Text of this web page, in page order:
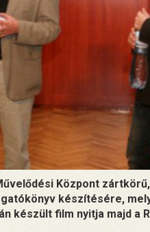
Központ
készítésére,
készült film nyitja majd a